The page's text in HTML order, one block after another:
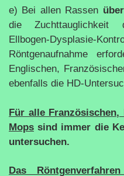
e) Bei allen Rassen
die Zuchttauglichkeit
Ellbogen-
Röntgenaufnahme
Englischen,
ebenfalls die HD-
Für alle
Mops sind immer die
untersuchen.
Das